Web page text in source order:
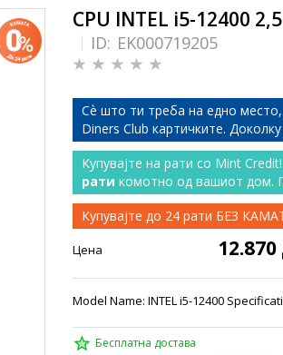
CPU INTEL i5-12400
ID: EK000719205
Сѐ што ти треба на едно
Diners Club картичките.
Купувајте на рати со Mint
рати комотно од вашиот дом.
Купувајте до 24 рати БЕЗ
Цена
Model Name: INTEL i5-12400
Бесплатна достава